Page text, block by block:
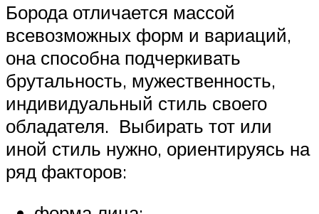
Борода отличается массой
всевозможных форм и вариаций,
она способна подчеркивать
брутальность, мужественность,
индивидуальный стиль своего
обладателя. Выбирать тот или
иной стиль нужно, ориентируясь на
ряд факторов: